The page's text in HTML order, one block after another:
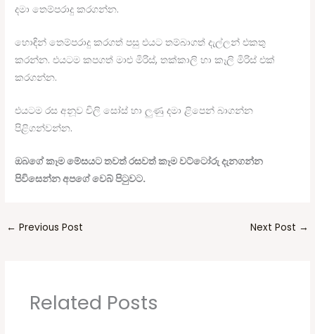
දමා තෙම්පරාදු කරගන්න.
හොඳින් තෙම්පරාදු කරගත් පසු එයට තම්බාගත් දැල්ලන් එකතු
කරන්න. එයටම කපගත් මාළු මිරිස්, තක්කාලි හා කෑලි මිරිස් එක්
කරගන්න.
එයටම රස අනූව චිලි සෝස් හා ලුණු දමා ළිපෙන් බාගන්න
පිළිගන්වන්න.
ඔබගේ කෑම මේසයට තවත් රසවත් කෑම වට්ටෝරු දැනගන්න
පිවිසෙන්න අපගේ වෙබ් පිටුවට.
← Previous Post Next Post →
Related Posts